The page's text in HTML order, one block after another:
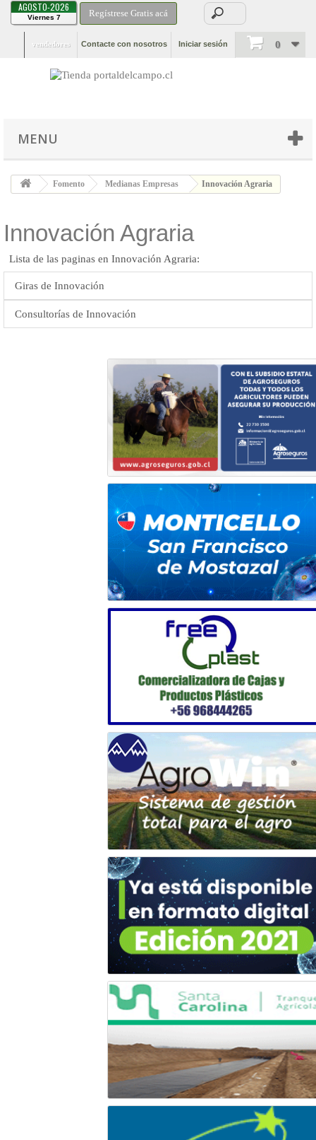
Viernes 7
AGOSTO-2026
Regístrese Gratis acá
0
Iniciar sesión
Contacte con nosotros
vendedores
MENU
Fomento Medianas Empresas Innovación Agraria
Innovación Agraria
Lista de las paginas en Innovación Agraria:
Giras de Innovación
Consultorías de Innovación